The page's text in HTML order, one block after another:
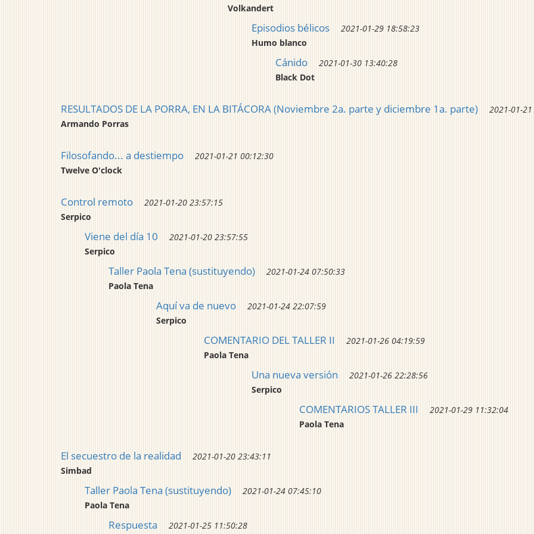
Volkandert
Episodios bélicos
2021-01-29 18:58:23
Humo blanco
Cánido
2021-01-30 13:40:28
Black Dot
RESULTADOS DE LA PORRA, EN LA BITÁCORA (Noviembre 2a. parte y diciembre 1a. parte)
2021-01-
Armando Porras
Filosofando... a destiempo
2021-01-21 00:12:30
Twelve O'clock
Control remoto
2021-01-20 23:57:15
Serpico
Viene del día 10
2021-01-20 23:57:55
Serpico
Taller Paola Tena (sustituyendo)
2021-01-24 07:50:33
Paola Tena
Aquí va de nuevo
2021-01-24 22:07:59
Serpico
COMENTARIO DEL TALLER II
2021-01-26 04:19:59
Paola Tena
Una nueva versión
2021-01-26 22:28:56
Serpico
COMENTARIOS TALLER III
2021-01-29 11:32:04
Paola Tena
El secuestro de la realidad
2021-01-20 23:43:11
Simbad
Taller Paola Tena (sustituyendo)
2021-01-24 07:45:10
Paola Tena
Respuesta 2021-01-25 11:50:28